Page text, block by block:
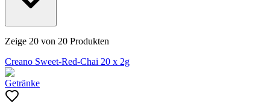
Zeige 20 von 20 Produkten
Creano Sweet-Red-Chai 20 x 2g
Getränke